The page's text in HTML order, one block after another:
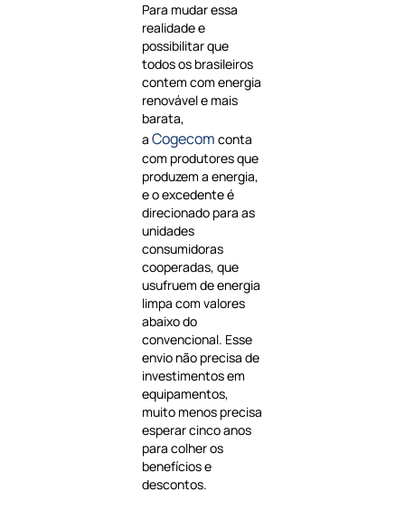
Para mudar essa
realidade e
possibilitar que
todos os brasileiros
contem com energia
renovável e mais
barata,
aCogecomconta
com produtores que
produzem a energia,
e o excedente é
direcionado para as
unidades
consumidoras
cooperadas, que
usufruem de energia
limpa com valores
abaixo do
convencional. Esse
envio não precisa de
investimentos em
equipamentos,
muito menos precisa
esperar cinco anos
para colher os
benefícios e
descontos.